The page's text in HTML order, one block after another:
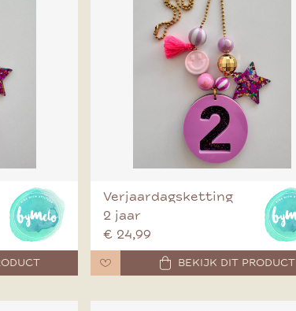
Verjaardagsketting
2 jaar
€ 24,99
BEKIJK DIT PRODUCT